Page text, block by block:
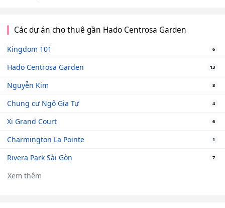
Các dự án cho thuê gần Hado Centrosa Garden
Kingdom 101 6
Hado Centrosa Garden 13
Nguyễn Kim 8
Chung cư Ngô Gia Tự 4
Xi Grand Court 6
Charmington La Pointe 1
Rivera Park Sài Gòn 7
Xem thêm